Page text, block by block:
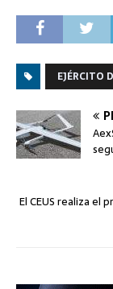
EJÉRCITO
El CEUS realiza el